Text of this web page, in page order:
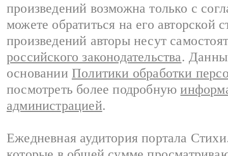
произведений возможна только с
можете обратиться на его авторской
произведений авторы несут
российского законодательства.
основании Политики обработки
посмотреть более подробную
администрацией.
Ежедневная аудитория портала